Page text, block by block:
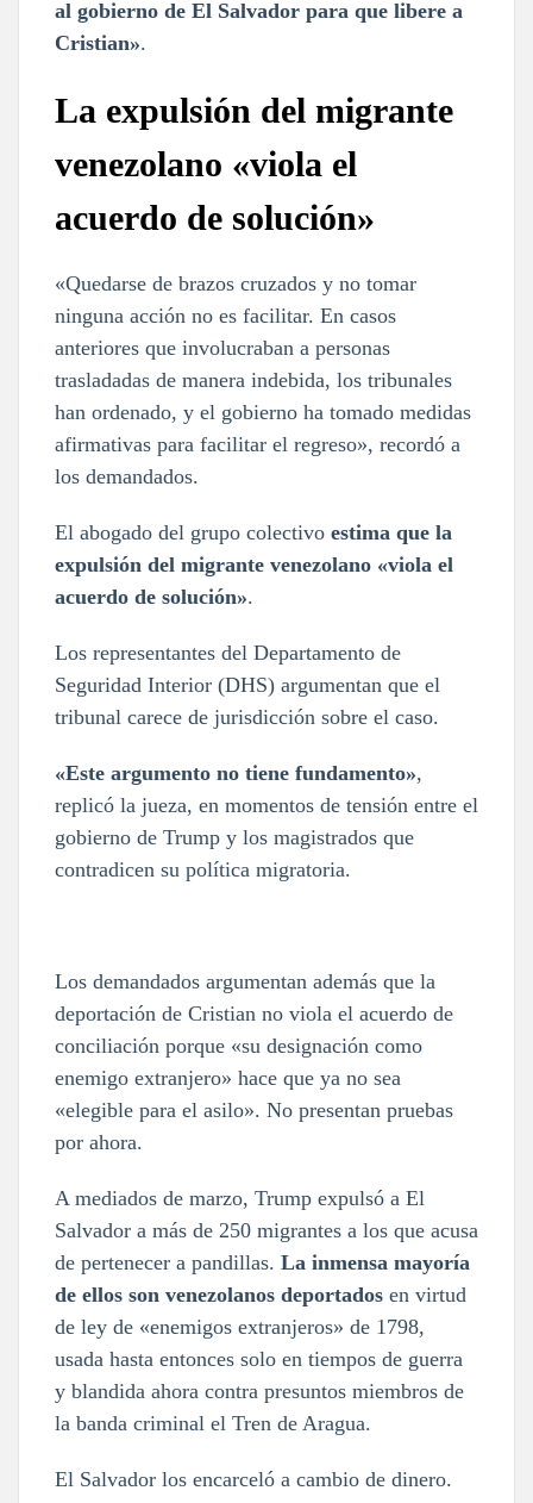
al gobierno de El Salvador para que libere a
Cristian».
La expulsión del migrante
venezolano «viola el
acuerdo de solución»
«Quedarse de brazos cruzados y no tomar
ninguna acción no es facilitar. En casos
anteriores que involucraban a personas
trasladadas de manera indebida, los tribunales
han ordenado, y el gobierno ha tomado medidas
afirmativas para facilitar el regreso», recordó a
los demandados.
El abogado del grupo colectivo estima que la
expulsión del migrante venezolano «viola el
acuerdo de solución».
Los representantes del Departamento de
Seguridad Interior (DHS) argumentan que el
tribunal carece de jurisdicción sobre el caso.
«Este argumento no tiene fundamento»,
replicó la jueza, en momentos de tensión entre el
gobierno de Trump y los magistrados que
contradicen su política migratoria.
Los demandados argumentan además que la
deportación de Cristian no viola el acuerdo de
conciliación porque «su designación como
enemigo extranjero» hace que ya no sea
«elegible para el asilo». No presentan pruebas
por ahora.
A mediados de marzo, Trump expulsó a El
Salvador a más de 250 migrantes a los que acusa
de pertenecer a pandillas. La inmensa mayoría
de ellos son venezolanos deportados en virtud
de ley de «enemigos extranjeros» de 1798,
usada hasta entonces solo en tiempos de guerra
y blandida ahora contra presuntos miembros de
la banda criminal el Tren de Aragua.
El Salvador los encarceló a cambio de dinero.